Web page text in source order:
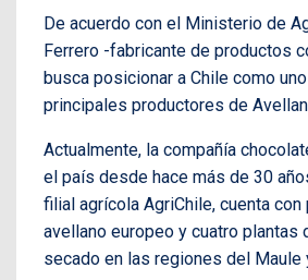
De acuerdo con el Ministerio de
Ferrero -fabricante de productos
busca posicionar a Chile como
principales productores de
Actualmente, la compañía
el país desde hace más de 30
filial agrícola AgriChile, cuenta
avellano europeo y cuatro plantas
secado en las regiones del Maule